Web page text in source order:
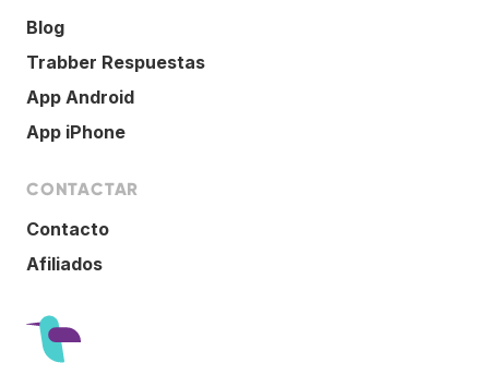
Blog
Trabber Respuestas
App Android
App iPhone
CONTACTAR
Contacto
Afiliados